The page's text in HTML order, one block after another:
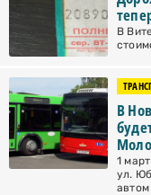
В
В
1
ул.
автом